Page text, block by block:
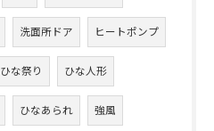
洗面所ドア ヒートポンプ
ひな祭り ひな人形
ひなあられ 強風